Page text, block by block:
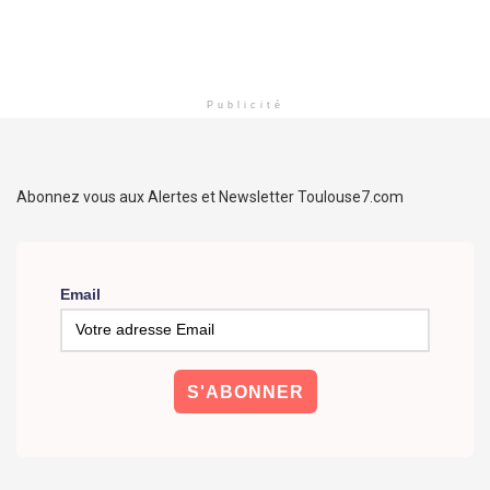
Publicité
Abonnez vous aux Alertes et Newsletter Toulouse7.com
Email